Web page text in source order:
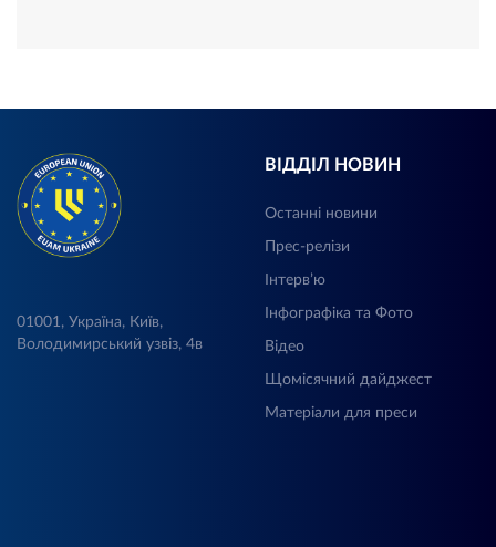
01001, Україна, Київ,
Володимирський узвіз, 4в
ВІДДІЛ НОВИН
Останні новини
Прес-релізи
Інтерв’ю
Інфографіка та Фото
Відео
Щомісячний дайджест
Матеріали для преси